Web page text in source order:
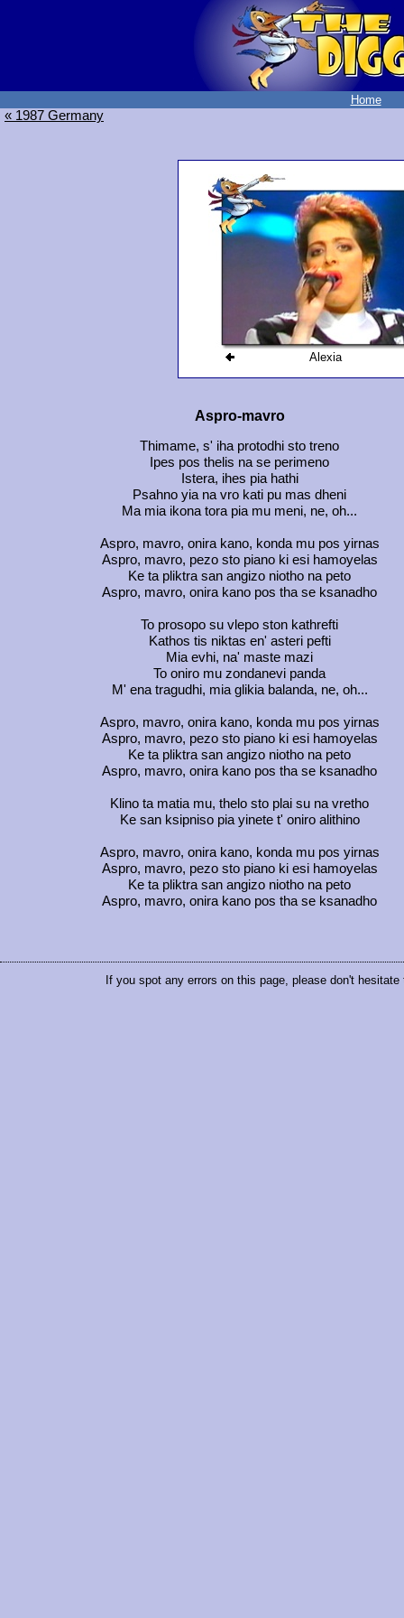
Home
« 1987 Germany
Alexia
Aspro-mavro
Thimame, s' iha protodhi sto treno
Ipes pos thelis na se perimeno
Istera, ihes pia hathi
Psahno yia na vro kati pu mas dheni
Ma mia ikona tora pia mu meni, ne, oh...
Aspro, mavro, onira kano, konda mu pos yirnas
Aspro, mavro, pezo sto piano ki esi hamoyelas
Ke ta pliktra san angizo niotho na peto
Aspro, mavro, onira kano pos tha se ksanadho
To prosopo su vlepo ston kathrefti
Kathos tis niktas en' asteri pefti
Mia evhi, na' maste mazi
To oniro mu zondanevi panda
M' ena tragudhi, mia glikia balanda, ne, oh...
Aspro, mavro, onira kano, konda mu pos yirnas
Aspro, mavro, pezo sto piano ki esi hamoyelas
Ke ta pliktra san angizo niotho na peto
Aspro, mavro, onira kano pos tha se ksanadho
Klino ta matia mu, thelo sto plai su na vretho
Ke san ksipniso pia yinete t' oniro alithino
Aspro, mavro, onira kano, konda mu pos yirnas
Aspro, mavro, pezo sto piano ki esi hamoyelas
Ke ta pliktra san angizo niotho na peto
Aspro, mavro, onira kano pos tha se ksanadho
If you spot any errors on this page, please don't